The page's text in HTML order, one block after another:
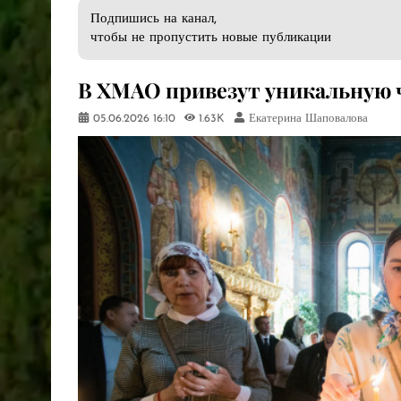
Подпишись на канал,
чтобы не пропустить новые публикации
В ХМАО привезут уникальную
05.06.2026 16:10 1.63K Екатерина Шаповалова